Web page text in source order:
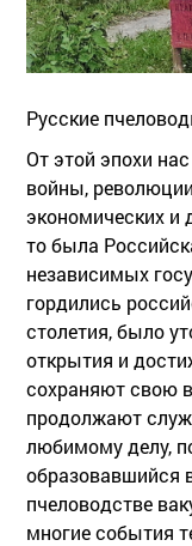
Русские
От этой эпохи
войны,
экономических и
то была
независимых
гордились
столетия, было
открытия и
сохраняют свою
продолжают
любимому делу,
образовавшийся
пчеловодстве
многие события